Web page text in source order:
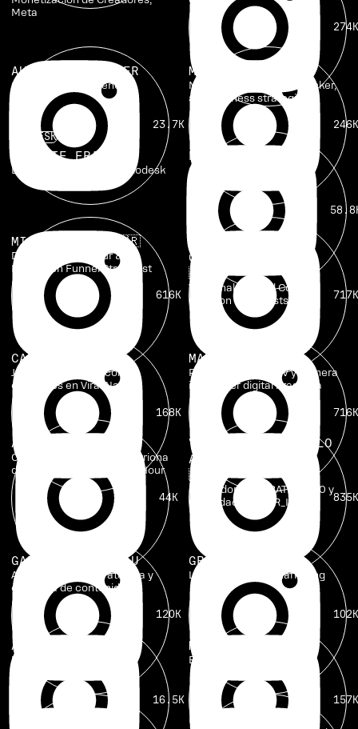
Meta
274K
23.7K
AUSTIN SCHNEIDER
Cofundador de Agency U
246K
MICHELLE GIFFORD
Marketing CEO, trend tracker,
and business strategist
FLODESK
NATALIE FRANKE
Director de marketing, Flodesk
KING WILLONIUS
Comediante, cineasta y
616K
MICHA MENEZES 🇧🇷
Digital Entrepreneur &
Evergreen Funnel Strategist
717K
CECILIA KRAEMER
🇧🇷
Videomakers and Content
Creation Specialists
168K
CAN AHTAM
Jefe de relaciones con
creadores en Viral Nation
716K
MARIMOON
Presentadora de TV y primera
influencer digital brasileña
44K
ABAGAIL PUMPHREY
CEO en Boss Project, anfitriona
del podcast The Strategy Hour
835K
VIC GAIBAR & PAULO
AGUIAR
🇧🇷
Fundador de CR3ATOR 360 y
Cofundador de CR_IA.
120K
GABRIELLA ZUTRAU
Asesora digital estratégica y
creadora de contenido
102K
GRACE ANDREWS
Líder de marca y marketing
16.5K
AMANDA GOETZ
Por anunciarse
157K
MONTY LANS
Estratega de contenido
BRITTANY RATELLE EUGENE HEALEY